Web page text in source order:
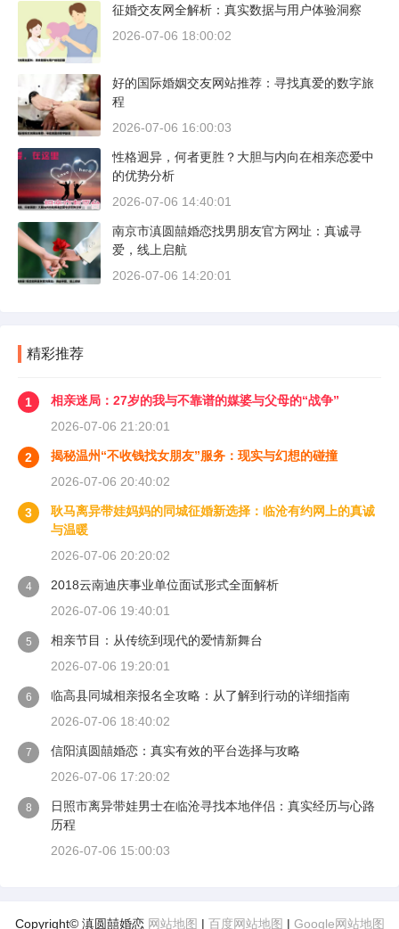
征婚交友网全解析：真实数据与用户体验洞察
2026-07-06 18:00:02
好的国际婚姻交友网站推荐：寻找真爱的数字旅
程
2026-07-06 16:00:03
性格迥异，何者更胜？大胆与内向在相亲恋爱中
的优势分析
2026-07-06 14:40:01
南京市滇圆囍婚恋找男朋友官方网址：真诚寻
爱，线上启航
2026-07-06 14:20:01
精彩推荐
1
相亲迷局：27岁的我与不靠谱的媒婆与父母的“战争”
2026-07-06 21:20:01
2
揭秘温州“不收钱找女朋友”服务：现实与幻想的碰撞
2026-07-06 20:40:02
3
耿马离异带娃妈妈的同城征婚新选择：临沧有约网上的真诚
与温暖
2026-07-06 20:20:02
4
2018云南迪庆事业单位面试形式全面解析
2026-07-06 19:40:01
5
相亲节目：从传统到现代的爱情新舞台
2026-07-06 19:20:01
6
临高县同城相亲报名全攻略：从了解到行动的详细指南
2026-07-06 18:40:02
7
信阳滇圆囍婚恋：真实有效的平台选择与攻略
2026-07-06 17:20:02
8
日照市离异带娃男士在临沧寻找本地伴侣：真实经历与心路
历程
2026-07-06 15:00:03
Copyright© 滇圆囍婚恋 网站地图 | 百度网站地图 | Google网站地图